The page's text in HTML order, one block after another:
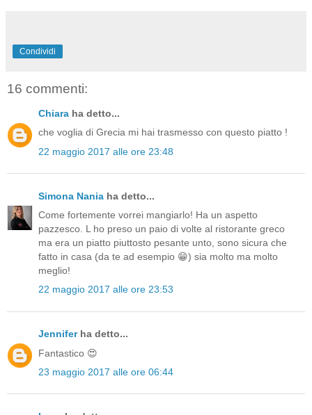
Condividi
16 commenti:
Chiara ha detto...
che voglia di Grecia mi hai trasmesso con questo piatto !
22 maggio 2017 alle ore 23:48
Simona Nania ha detto...
Come fortemente vorrei mangiarlo! Ha un aspetto
pazzesco. L ho preso un paio di volte al ristorante greco
ma era un piatto piuttosto pesante unto, sono sicura che
fatto in casa (da te ad esempio 😁) sia molto ma molto
meglio!
22 maggio 2017 alle ore 23:53
Jenniferha detto...
Fantastico 😍
23 maggio 2017 alle ore 06:44